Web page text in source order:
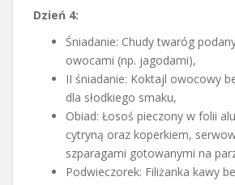
Dzień 4:
Śniadanie: Chudy twaróg
owocami (np. jagodami),
II śniadanie: Koktajl owocowy
dla słodkiego smaku,
Obiad: Łosoś pieczony w folii
cytryną oraz koperkiem,
szparagami gotowanymi na
Podwieczorek: Filiżanka kawy